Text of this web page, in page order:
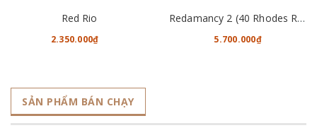
Red Rio
2.350.000₫
Redamancy 2 (40 Rhodes Roses)
5.700.000₫
SẢN PHẨM BÁN CHẠY